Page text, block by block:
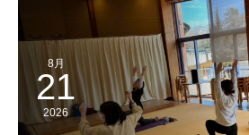
8月
21
2026